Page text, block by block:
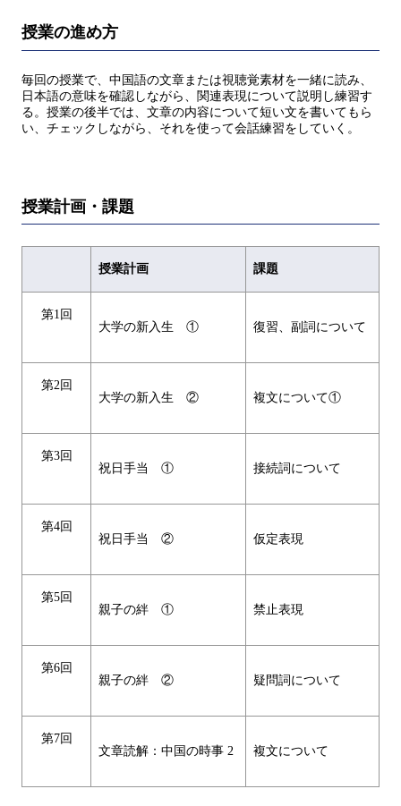
授業の進め方
毎回の授業で、中国語の文章または視聴覚素材を一緒に読み、
日本語の意味を確認しながら、関連表現について説明し練習す
る。授業の後半では、文章の内容について短い文を書いてもら
い、チェックしながら、それを使って会話練習をしていく。
授業計画・課題
授業計画 課題
第1回
大学の新入生 ①
復習、副詞について
第2回
大学の新入生 ②
複文について①
第3回
祝日手当 ①
接続詞について
第4回
祝日手当 ②
仮定表現
第5回
親子の絆 ①
禁止表現
第6回
親子の絆 ②
疑問詞について
第7回
文章読解：中国の時事 2
複文について